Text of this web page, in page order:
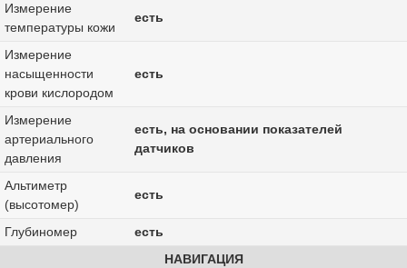
Измерение
температуры кожи
есть
Измерение
насыщенности
крови кислородом
есть
Измерение
артериального
давления
есть, на основании показателей
датчиков
Альтиметр
(высотомер)
есть
Глубиномер
есть
НАВИГАЦИЯ